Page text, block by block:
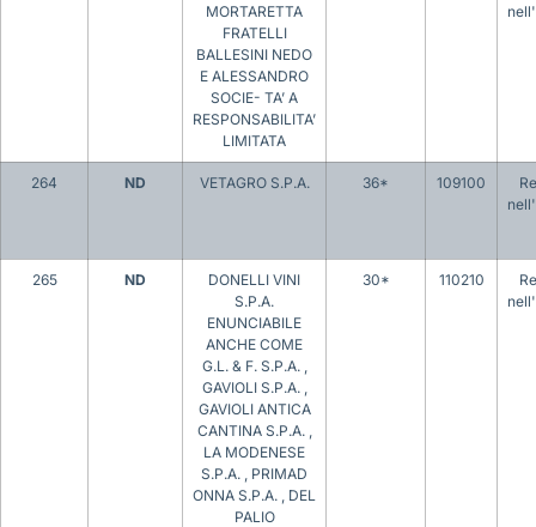
MORTARETTA
FRATELLI
BALLESINI NEDO
E ALESSANDRO
SOCIE- TA’ A
RESPONSABILITA’
LIMITATA
264 ND VETAGRO S.P.A. 36* 109100
265 ND
DONELLI VINI
S.P.A.
ENUNCIABILE
ANCHE COME
G.L. & F. S.P.A. ,
GAVIOLI S.P.A. ,
GAVIOLI ANTICA
CANTINA S.P.A. ,
LA MODENESE
S.P.A. , PRIMAD
ONNA S.P.A. , DEL
PALIO
30* 110210